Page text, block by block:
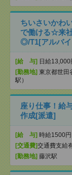
ちいさいかわ
で働ける☆来
◎/T1[アルバ
[給 与] 日給13,000
[勤務地] 東京都世田
駅）
座り仕事！給
作成[派遣]
[給 与] 時給1500円
[交通費]交通費支給
[勤務地] 藤沢駅